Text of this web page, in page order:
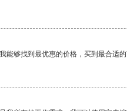
能够找到最优惠的价格，买到最合适